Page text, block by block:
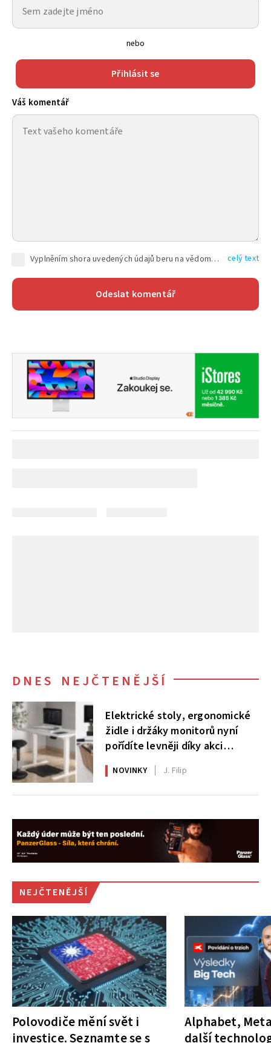
nebo
Přihlásit se
Váš komentář
Vyplněním shora uvedených údajů beru na vědomí, že společnost TEXT FACTORY s.r.o., sídlem Brno, Durďákova 336/29, Černá Pole, PSČ: 613 00, IČ: 06157831, zapsané u Krajského soudu v Brně, oddíl C, vložka 100399, bude zpracovávat mé osobní údaje uvedené v rámci mnou vyplněného registračního formuláře na základě oprávněných zájmů TEXT FACTORY s.r.o. dle čl. 6 odst. 1 písm. f) GDPR a pro splnění právních povinností (čl. 6 odst. 1 písm. c) GDPR), a to pro tyto účely: nezbytnost zajistit oprávnění návštěvníka webových stránek provozovaných společností TEXT FACTORY s.r.o. přispívat aktivně ke zveřejněným článkům nebo v rámci diskusních fór a výkon práv TEXT FACTORY s.r.o. jako administrátora těchto diskusních fór. Více informací o zpracování osobních údajů a právech lze nalézt v celý text
DNES NEJČTENĚJŠÍ
Elektrické stoly, ergonomické
židle i držáky monitorů nyní
pořídíte levněji díky akci
AlzaErgo
NOVINKY J. Filip
NEJČTENĚJŠÍ
Polovodiče mění svět i
investice. Seznamte se s
Alphabet,
další